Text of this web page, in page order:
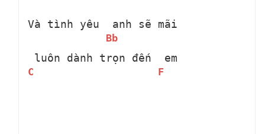
Và tình yêu
Bb
anh sẽ mãi
C
luôn dành trọn đến
F
em